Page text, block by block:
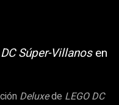
Súper-Villanosen
Deluxede LEGO DC